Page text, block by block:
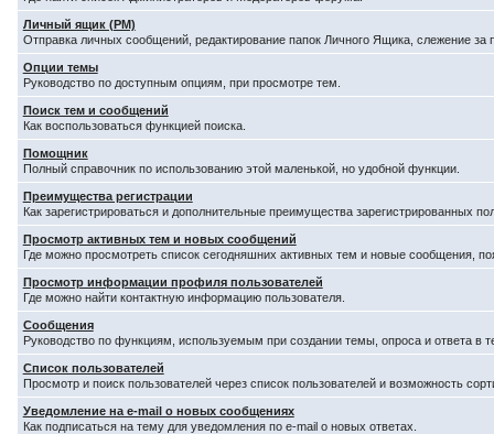
Личный ящик (PM)
Отправка личных сообщений, редактирование папок Личного Ящика, слежение
Опции темы
Руководство по доступным опциям, при просмотре тем.
Поиск тем и сообщений
Как воспользоваться функцией поиска.
Помощник
Полный справочник по использованию этой маленькой, но удобной функции.
Преимущества регистрации
Как зарегистрироваться и дополнительные преимущества зарегистрированных
Просмотр активных тем и новых сообщений
Где можно просмотреть список сегодняшних активных тем и новые сообщения,
Просмотр информации профиля пользователей
Где можно найти контактную информацию пользователя.
Сообщения
Руководство по функциям, используемым при создании темы, опроса и ответа в
Список пользователей
Просмотр и поиск пользователей через список пользователей и возможность
Уведомление на e-mail о новых сообщениях
Как подписаться на тему для уведомления по e-mail о новых ответах.